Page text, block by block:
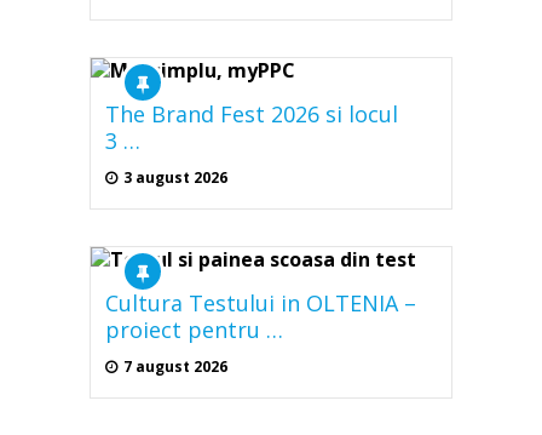
The Brand Fest 2026 si locul
3 …
3 august 2026
Cultura Testului in OLTENIA –
proiect pentru …
7 august 2026